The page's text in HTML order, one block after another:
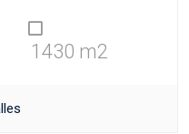
1430 m2